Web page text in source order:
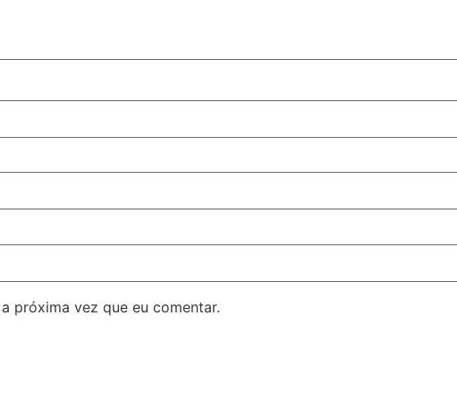
próxima vez que eu comentar.